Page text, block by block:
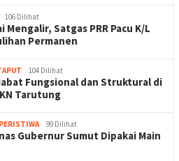
106 Dilihat
Mengalir, Satgas PRR Pacu K/L
Permanen
104 Dilihat
Fungsional dan Struktural di
Tarutung
PERISTIWA 99 Dilihat
Gubernur Sumut Dipakai Main